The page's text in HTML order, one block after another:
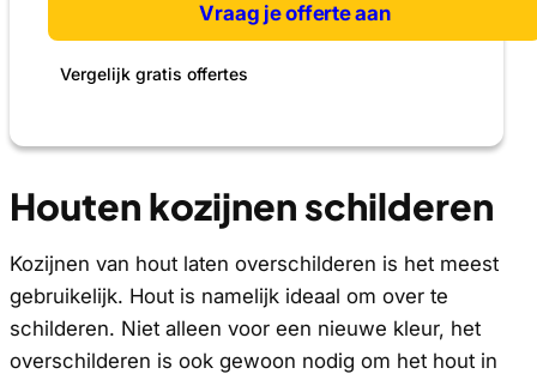
Vraag je offerte aan
Vergelijk gratis offertes
Houten kozijnen schilderen
Kozijnen van hout laten overschilderen is het meest
gebruikelijk. Hout is namelijk ideaal om over te
schilderen. Niet alleen voor een nieuwe kleur, het
overschilderen is ook gewoon nodig om het hout in